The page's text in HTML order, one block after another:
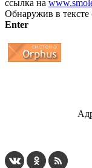
ссылка на
Обнаружив в
Enter